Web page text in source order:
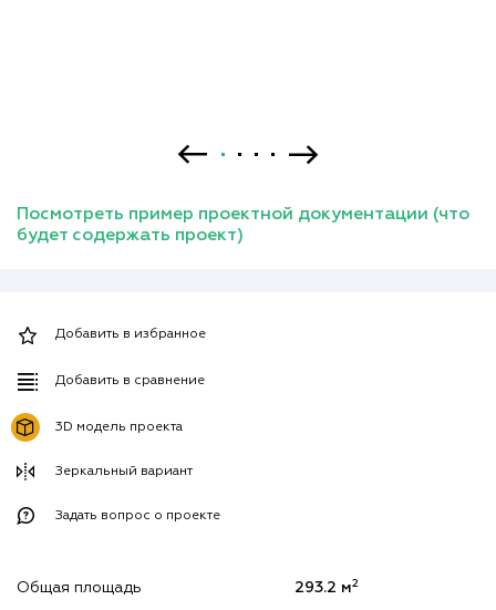
Посмотреть пример проектной документации (что
будет содержать проект)
Добавить в избранное
Добавить в сравнение
3D модель проекта
Зеркальный вариант
Задать вопрос о проекте
Общая площадь 293.2 м2